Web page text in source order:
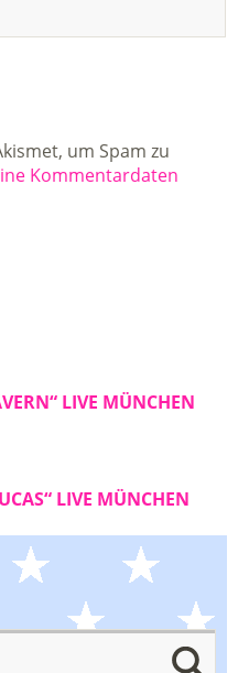
um Spam zu
Kommentardaten
LIVE MÜNCHEN
LIVE MÜNCHEN